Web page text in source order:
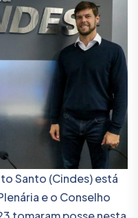
Santo (Cindes) está
e o Conselho